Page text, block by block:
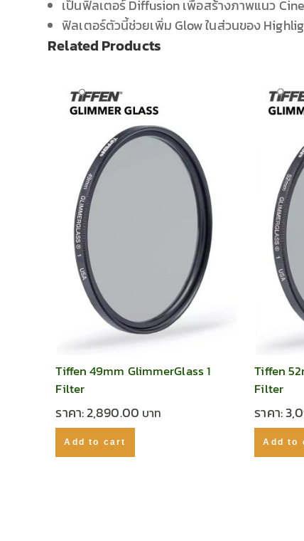
เป็นฟิลเตอร์ Diffusion เพื่อสร้างภาพแนว
ฟิลเตอร์ตัวนี้ช่วยเพิ่ม Glow ในส่วนของ
Related Products
Tiffen 49mm GlimmerGlass 1
Filter
ราคา:2,890.00
Add to cart
Tiffen
Filter
ราคา:
Add to